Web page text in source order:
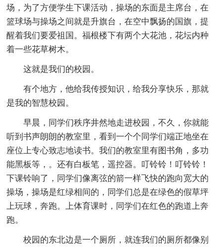
场，为了方便学生下课活动，操场的东面是主席台，在
篮球场与操场之间就是升旗台，在空中飘扬的国旗，提
醒着我们要爱祖国。福根楼下有两个大花池，花坛内种
着一些花草树木。
这就是我们的校园。
有个地方，他给我传授知识，给我分享快乐，那就
是我的智慧校园。
早晨，同学们秩序井然地走进校园，不久，你就能
听到书声朗朗的教室里，看到一个个同学们端正地坐在
座位上专心致志地读书。我们的教室里有图书角，多功
能黑板等，。还有白板笔，遥控器。叮铃铃！叮铃铃！
下课铃响了，同学们像离弦的箭一样飞快的跑向宽大的
操场，操场是红绿相间的，同学们总是在绿色的假草坪
上玩球，奔跑。上体育课时，同学们在红色的跑道上奔
跑。
校园的东北边是一个厕所，就连我们的厕所都像别